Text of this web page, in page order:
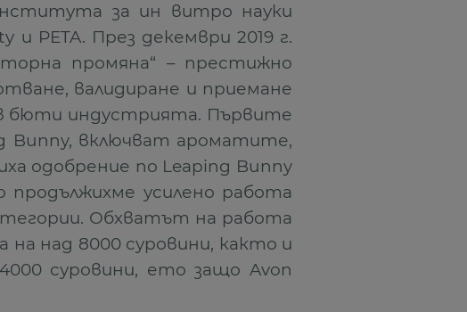
за ин витро науки
и PETA. През декември 2019 г.
промяна“ – престижно
валидиране и приемане
бюти индустрията. Първите
Bunny, включват ароматите,
одобрение по Leaping Bunny
усилено работа
Обхватът на работа
над 8000 суровини, както и
суровини, ето защо Avon